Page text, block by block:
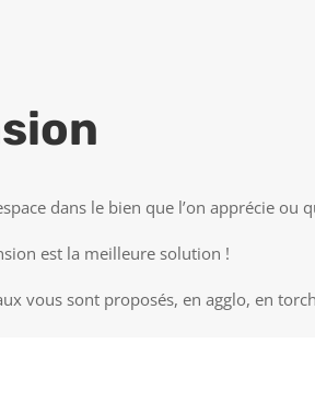
dans le bien que l’on apprécie ou
est la meilleure solution !
vous sont proposés, en agglo, en